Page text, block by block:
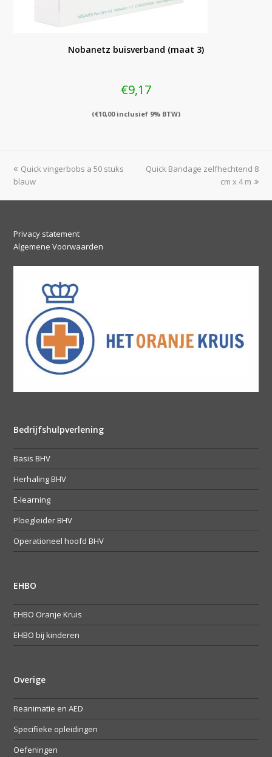
Nobanetz buisverband (maat 3)
€9,17
(€10,00inclusief 9% BTW)
previous
post:
Quick vingerbobs a 50 stuks
blauw
next
Quick Bandage zelfhechtend 8
cm x 4 m
Privacy statement
Algemene Voorwaarden
Bedrijfshulpverlening
Basis BHV
Herhaling BHV
E-learning
Ploegleider BHV
Operationeel hoofd BHV
EHBO
EHBO Oranje Kruis
EHBO bij kinderen
Overige
Reanimatie en AED
Specifieke opleidingen
Oefeningen